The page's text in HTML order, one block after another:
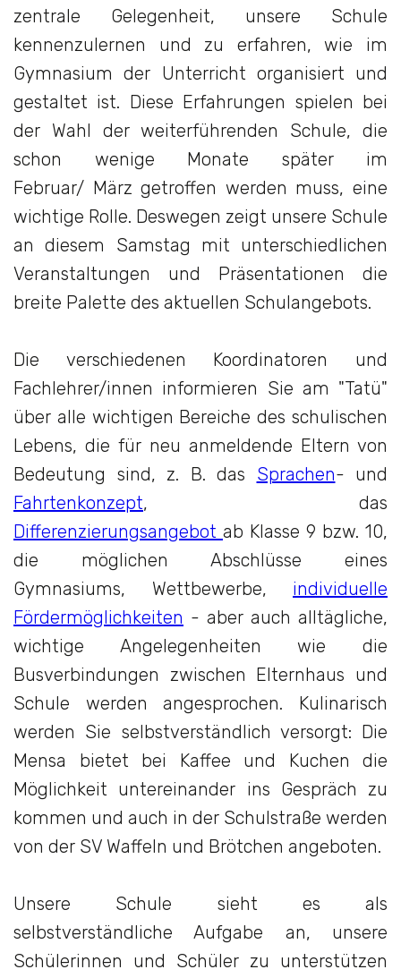
zentrale Gelegenheit, unsere Schule
kennenzulernen und zu erfahren, wie im
Gymnasium der Unterricht organisiert und
gestaltet ist. Diese Erfahrungen spielen bei
der Wahl der weiterführenden Schule, die
schon wenige Monate später im
Februar/ März getroffen werden muss, eine
wichtige Rolle. Deswegen zeigt unsere Schule
an diesem Samstag mit unterschiedlichen
Veranstaltungen und Präsentationen die
breite Palette des aktuellen Schulangebots.
Die verschiedenen Koordinatoren und
Fachlehrer/innen informieren Sie am "Tatü"
über alle wichtigen Bereiche des schulischen
Lebens, die für neu anmeldende Eltern von
Bedeutung sind, z. B. das Sprachen- und
Fahrtenkonzept, das
Differenzierungsangebot ab Klasse 9 bzw. 10,
die möglichen Abschlüsse eines
Gymnasiums, Wettbewerbe, individuelle
Fördermöglichkeiten - aber auch alltägliche,
wichtige Angelegenheiten wie die
Busverbindungen zwischen Elternhaus und
Schule werden angesprochen. Kulinarisch
werden Sie selbstverständlich versorgt: Die
Mensa bietet bei Kaffee und Kuchen die
Möglichkeit untereinander ins Gespräch zu
kommen und auch in der Schulstraße werden
von der SV Waffeln und Brötchen angeboten.
Unsere Schule sieht es als
selbstverständliche Aufgabe an, unsere
Schülerinnen und Schüler zu unterstützen